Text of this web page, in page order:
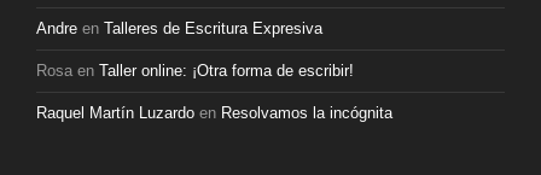
Andre en Talleres de Escritura Expresiva
Rosa en Taller online: ¡Otra forma de escribir!
Raquel Martín Luzardo en Resolvamos la incógnita